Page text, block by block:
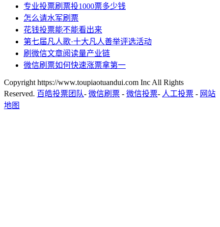
专业投票刷票投1000票多少钱
怎么请水军刷票
花钱投票能不能看出来
第七届凡人歌·十大凡人善举评选活动
刷微信文章阅读量产业链
微信刷票如何快速涨票拿第一
Copyright https://www.toupiaotuandui.com Inc All Rights
Reserved. 百皓投票团队- 微信刷票 - 微信投票- 人工投票 - 网站
地图